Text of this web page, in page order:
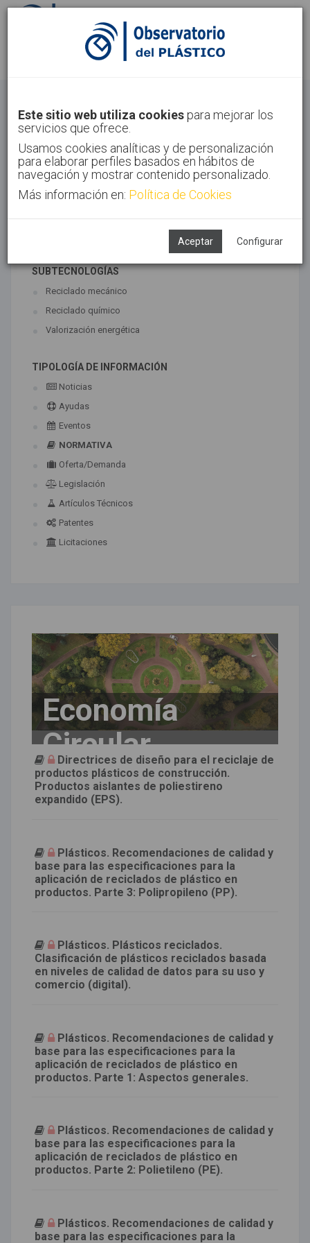
Identifícate Regístrate
Inicio Tendencias Economía Circular
Este sitio web utiliza cookies para mejorar los
servicios que ofrece.
Usamos cookies analíticas y de personalización
para elaborar perfiles basados en hábitos de
navegación y mostrar contenido personalizado.
Más información en: Política de Cookies
Aceptar Configurar
TECNOLOGÍAS ASOCIADAS
SUBTECNOLOGÍAS
Reciclado mecánico
Reciclado químico
Valorización energética
TIPOLOGÍA DE INFORMACIÓN
Noticias
Ayudas
Eventos
NORMATIVA
Oferta/Demanda
Legislación
Artículos Técnicos
Patentes
Licitaciones
Economía
Circular
Directrices de diseño para el reciclaje de
productos plásticos de construcción.
Productos aislantes de poliestireno
expandido (EPS).
Plásticos. Recomendaciones de calidad y
base para las especificaciones para la
aplicación de reciclados de plástico en
productos. Parte 3: Polipropileno (PP).
Plásticos. Plásticos reciclados.
Clasificación de plásticos reciclados basada
en niveles de calidad de datos para su uso y
comercio (digital).
Plásticos. Recomendaciones de calidad y
base para las especificaciones para la
aplicación de reciclados de plástico en
productos. Parte 1: Aspectos generales.
Plásticos. Recomendaciones de calidad y
base para las especificaciones para la
aplicación de reciclados de plástico en
productos. Parte 2: Polietileno (PE).
Plásticos. Recomendaciones de calidad y
base para las especificaciones para la